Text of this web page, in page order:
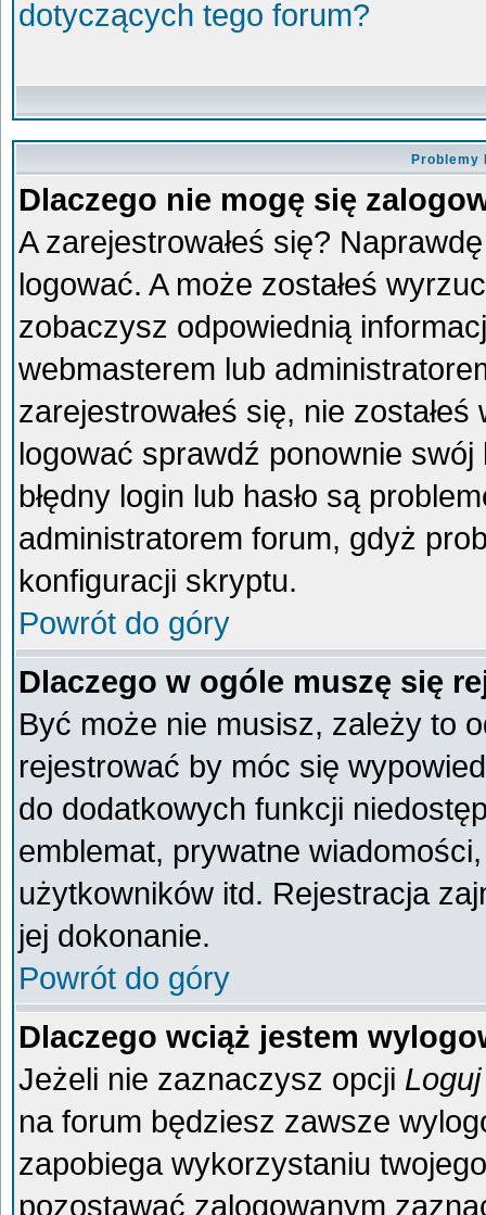
dotyczących tego forum?
Problemy
Dlaczego nie mogę się
A zarejestrowałeś się?
logować. A może zostałeś
zobaczysz odpowiednią
webmasterem lub
zarejestrowałeś się, nie
logować sprawdź ponownie swój
błędny login lub hasło są
administratorem forum, gdyż
konfiguracji skryptu.
Powrót do góry
Dlaczego w ogóle muszę się
Być może nie musisz, zależy to
rejestrować by móc się
do dodatkowych funkcji
emblemat, prywatne
użytkowników itd. Rejestracja
jej dokonanie.
Powrót do góry
Dlaczego wciąż jestem
Jeżeli nie zaznaczysz opcji
na forum będziesz zawsze
zapobiega wykorzystaniu
pozostawać zalogowanym